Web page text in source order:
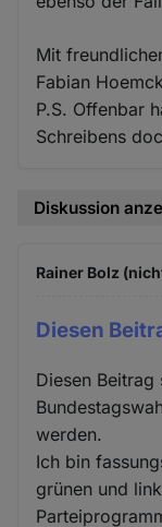
Mit
Fabian
P.S. Offenbar
Schreibens
Diskussion
Rainer Bolz
Diesen
Diesen
werden.
Ich bin
grünen und